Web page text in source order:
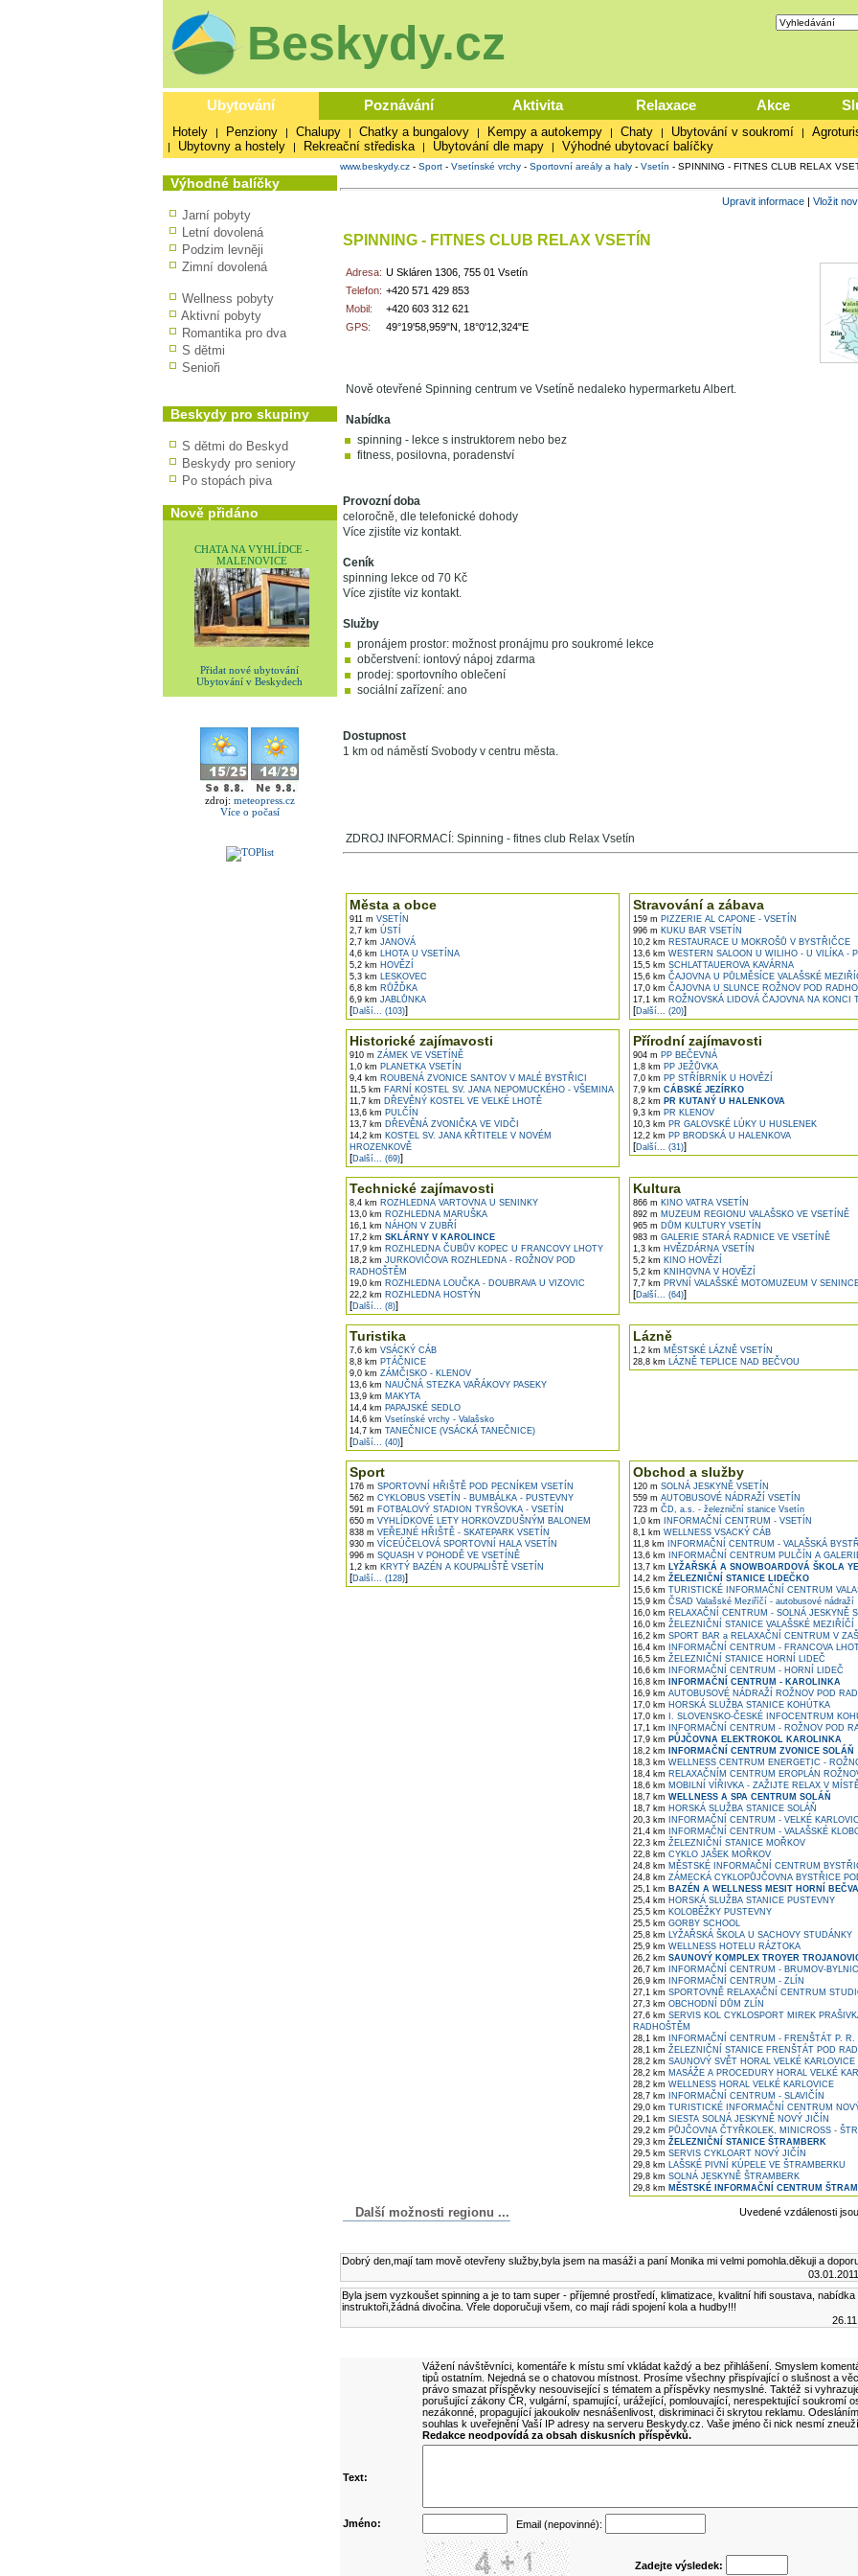
Beskydy.cz
Ubytování Poznávání Aktivita Relaxace Akce
Hotely | Penziony | Chalupy | Chatky a bungalovy | Kempy a autokempy | Chaty | Ubytování v soukromí |
| Ubytovny a hostely | Rekreační střediska | Ubytování dle mapy | Výhodné ubytovací balíčky
Výhodné balíčky
Jarní pobyty
Letní dovolená
Podzim levněji
Zimní dovolená
Wellness pobyty
Aktivní pobyty
Romantika pro dva
S dětmi
Senioři
Beskydy pro skupiny
S dětmi do Beskyd
Beskydy pro seniory
Po stopách piva
Nově přidáno
CHATA NA VYHLÍDCE -
MALENOVICE
Přidat nové ubytování
Ubytování v Beskydech
zdroj: meteopress.cz
Více o počasí
www.beskydy.cz- Sport- Vsetínské vrchy- Sportovní areály a haly- Vsetín - SPINNING - FITNES CLUB RELAX
Upravit informace| Vložit
SPINNING - FITNES CLUB RELAX VSETÍN
Adresa: U Skláren 1306, 755 01 Vsetín
Telefon: +420 571 429 853
Mobil:
+420 603 312 621
GPS:
49°19'58,959"N, 18°0'12,324"E
Nově otevřené Spinning centrum ve Vsetíně nedaleko hypermarketu Albert.
Nabídka
spinning - lekce s instruktorem nebo bez
fitness, posilovna, poradenství
Provozní doba
celoročně, dle telefonické dohody
Více zjistíte viz kontakt.
Ceník
spinning lekce od 70 Kč
Více zjistíte viz kontakt.
Služby
pronájem prostor: možnost pronájmu pro soukromé lekce
občerstvení: iontový nápoj zdarma
prodej: sportovního oblečení
sociální zařízení: ano
Dostupnost
1 km od náměstí Svobody v centru města.
ZDROJ INFORMACÍ: Spinning - fitnes club Relax Vsetín
Města a obce
911 m VSETÍN
2,7 km ÚSTÍ
2,7 km JANOVÁ
4,6 km LHOTA U VSETÍNA
5,2 km HOVĚZÍ
5,3 km LESKOVEC
6,8 km RŮŽĎKA
6,9 km JABLŮNKA
[Další... (103)]
Stravování a zábava
159 m PIZZERIE AL CAPONE - VSETÍN
996 m KUKU BAR VSETÍN
10,2 km RESTAURACE U MOKROŠŮ V BYSTŘIČCE
13,6 km WESTERN SALOON U WILIHO - U VILÍKA -
15,5 km SCHLATTAUEROVA KAVÁRNA
15,6 km ČAJOVNA U PŮLMĚSÍCE VALAŠSKÉ
17,0 km ČAJOVNA U SLUNCE ROŽNOV POD
17,1 km ROŽNOVSKÁ LIDOVÁ ČAJOVNA NA KONCI
[Další... (20)]
Historické zajímavosti
910 m ZÁMEK VE VSETÍNĚ
1,0 km PLANETKA VSETÍN
9,4 km ROUBENÁ ZVONICE SANTOV V MALÉ BYSTŘICI
11,5 km FARNÍ KOSTEL SV. JANA NEPOMUCKÉHO - VŠEMINA
11,7 km DŘEVĚNÝ KOSTEL VE VELKÉ LHOTĚ
13,6 km PULČÍN
13,7 km DŘEVĚNÁ ZVONIČKA VE VIDČI
14,2 km KOSTEL SV. JANA KŘTITELE V NOVÉM
HROZENKOVĚ
[Další... (69)]
Přírodní zajímavosti
904 m PP BEČEVNÁ
1,8 km PP JEŽŮVKA
7,0 km PP STŘÍBRNÍK U HOVĚZÍ
7,9 km CÁBSKÉ JEZÍRKO
8,2 km PR KUTANÝ U HALENKOVA
9,3 km PR KLENOV
10,3 km PR GALOVSKÉ LÚKY U HUSLENEK
12,2 km PP BRODSKÁ U HALENKOVA
[Další... (31)]
Technické zajímavosti
8,4 km ROZHLEDNA VARTOVNA U SENINKY
13,0 km ROZHLEDNA MARUŠKA
16,1 km NÁHON V ZUBŘÍ
17,2 km SKLÁRNY V KAROLINCE
17,9 km ROZHLEDNA ČUBŮV KOPEC U FRANCOVY LHOTY
18,2 km JURKOVIČOVA ROZHLEDNA - ROŽNOV POD
RADHOŠTĚM
19,0 km ROZHLEDNA LOUČKA - DOUBRAVA U VIZOVIC
22,2 km ROZHLEDNA HOSTÝN
[Další... (8)]
Kultura
866 m KINO VATRA VSETÍN
892 m MUZEUM REGIONU VALAŠSKO VE VSETÍNĚ
965 m DŮM KULTURY VSETÍN
983 m GALERIE STARÁ RADNICE VE VSETÍNĚ
1,3 km HVĚZDÁRNA VSETÍN
5,2 km KINO HOVĚZÍ
5,2 km KNIHOVNA V HOVĚZÍ
7,7 km PRVNÍ VALAŠSKÉ MOTOMUZEUM V
[Další... (64)]
Turistika
7,6 km VSÁCKÝ CÁB
8,8 km PTÁČNICE
9,0 km ZÁMČISKO - KLENOV
13,6 km NAUČNÁ STEZKA VAŘÁKOVY PASEKY
13,9 km MAKYTA
14,4 km PAPAJSKÉ SEDLO
14,6 km Vsetínské vrchy - Valašsko
14,7 km TANEČNICE (VSÁCKÁ TANEČNICE)
[Další... (40)]
Lázně
1,2 km MĚSTSKÉ LÁZNĚ VSETÍN
28,8 km LÁZNĚ TEPLICE NAD BEČVOU
Sport
176 m SPORTOVNÍ HŘIŠTĚ POD PECNÍKEM VSETÍN
562 m CYKLOBUS VSETÍN - BUMBÁLKA - PUSTEVNY
591 m FOTBALOVÝ STADION TYRŠOVKA - VSETÍN
650 m VYHLÍDKOVÉ LETY HORKOVZDUŠNÝM BALONEM
838 m VEŘEJNÉ HŘIŠTĚ - SKATEPARK VSETÍN
930 m VÍCEÚČELOVÁ SPORTOVNÍ HALA VSETÍN
996 m SQUASH V POHODĚ VE VSETÍNĚ
1,2 km KRYTÝ BAZÉN A KOUPALIŠTĚ VSETÍN
[Další... (128)]
Obchod a služby
120 m SOLNÁ JESKYNĚ VSETÍN
559 m AUTOBUSOVÉ NÁDRAŽÍ VSETÍN
723 m ČD, a.s. - železniční stanice Vsetín
1,0 km INFORMAČNÍ CENTRUM - VSETÍN
8,1 km WELLNESS VSACKÝ CÁB
11,8 km INFORMAČNÍ CENTRUM - VALAŠSKÁ
13,6 km INFORMAČNÍ CENTRUM PULČÍN A
13,7 km LYŽAŘSKÁ A SNOWBOARDOVÁ ŠKOLA
14,2 km ŽELEZNIČNÍ STANICE LIDEČKO
15,6 km TURISTICKÉ INFORMAČNÍ CENTRUM
15,9 km ČSAD Valašské Meziříčí - autobusové nádraží
16,0 km RELAXAČNÍ CENTRUM - SOLNÁ JESKYNĚ
16,0 km ŽELEZNIČNÍ STANICE VALAŠSKÉ MEZIŘÍČÍ
16,2 km SPORT BAR a RELAXAČNÍ CENTRUM V
16,4 km INFORMAČNÍ CENTRUM - FRANCOVA
16,5 km ŽELEZNIČNÍ STANICE HORNÍ LIDEČ
16,6 km INFORMAČNÍ CENTRUM - HORNÍ LIDEČ
16,8 km
INFORMAČNÍ CENTRUM - KAROLINKA
16,9 km AUTOBUSOVÉ NÁDRAŽÍ ROŽNOV POD
17,0 km HORSKÁ SLUŽBA STANICE KOHÚTKA
17,0 km I. SLOVENSKO-ČESKÉ INFOCENTRUM
17,1 km INFORMAČNÍ CENTRUM - ROŽNOV POD
17,9 km PŮJČOVNA ELEKTROKOL KAROLINKA
18,2 km
INFORMAČNÍ CENTRUM ZVONICE SOLÁŇ
18,3 km WELLNESS CENTRUM ENERGETIC -
18,4 km RELAXAČNÍM CENTRUM EROPLÁN
18,6 km MOBILNÍ VÍŘIVKA - ZAŽIJTE RELAX V
18,7 km WELLNESS A SPA CENTRUM SOLÁŇ
18,7 km HORSKÁ SLUŽBA STANICE SOLÁŇ
20,3 km INFORMAČNÍ CENTRUM - VELKÉ
21,4 km INFORMAČNÍ CENTRUM - VALAŠSKÉ
22,3 km ŽELEZNIČNÍ STANICE MOŘKOV
22,8 km CYKLO JAŠEK MOŘKOV
24,8 km MĚSTSKÉ INFORMAČNÍ CENTRUM
24,8 km ZÁMECKÁ CYKLOPŮJČOVNA BYSTŘICE
25,1 km BAZÉN A WELLNESS MESIT HORNÍ BEČVA
25,4 km HORSKÁ SLUŽBA STANICE PUSTEVNY
25,5 km KOLOBĚŽKY PUSTEVNY
25,5 km GORBY SCHOOL
25,8 km LYŽAŘSKÁ ŠKOLA U SACHOVY STUDÁNKY
25,9 km WELLNESS HOTELU RÁZTOKA
26,2 km SAUNOVÝ KOMPLEX TROYER
26,7 km INFORMAČNÍ CENTRUM - BRUMOV-
26,9 km INFORMAČNÍ CENTRUM - ZLÍN
27,1 km SPORTOVNĚ RELAXAČNÍ CENTRUM
27,3 km OBCHODNÍ DŮM ZLÍN
27,6 km SERVIS KOL CYKLOSPORT MIREK
RADHOŠTĚM
28,1 km INFORMAČNÍ CENTRUM - FRENŠTÁT P. R.
28,1 km ŽELEZNIČNÍ STANICE FRENŠTÁT POD
28,2 km SAUNOVÝ SVĚT HORAL VELKÉ KARLOVICE
28,2 km MASÁŽE A PROCEDURY HORAL VELKÉ
28,2 km WELLNESS HORAL VELKÉ KARLOVICE
28,7 km INFORMAČNÍ CENTRUM - SLAVIČÍN
29,0 km TURISTICKÉ INFORMAČNÍ CENTRUM
29,1 km SIESTA SOLNÁ JESKYNĚ NOVÝ JIČÍN
29,2 km PŮJČOVNA ČTYŘKOLEK, MINICROSS -
29,3 km ŽELEZNIČNÍ STANICE ŠTRAMBERK
29,5 km SERVIS CYKLOART NOVÝ JIČÍN
29,8 km LAŠSKÉ PIVNÍ KÚPELE VE ŠTRAMBERKU
29,8 km SOLNÁ JESKYNĚ ŠTRAMBERK
29,8 km MĚSTSKÉ INFORMAČNÍ CENTRUM
Další možnosti regionu ... Uvedené vzdálenosti
Dobrý den,mají tam mově otevřeny služby,byla jsem na masáži a paní Monika mi velmi pomohla.děkuji a
Byla jsem vyzkoušet spinning a je to tam super - příjemné prostředí, klimatizace, kvalitní hifi soustava,
instruktoři,žádná divočina. Vřele doporučuji všem, co mají rádi spojení kola a hudby!!!
Vážení návštěvníci, komentáře k místu smí vkládat každý a bez přihlášení. Smyslem
tipů ostatním. Nejedná se o chatovou místnost. Prosíme všechny přispívající o slušnost a
právo smazat příspěvky nesouvisející s tématem a příspěvky nesmyslné. Taktéž si
porušující zákony ČR, vulgární, spamující, urážející, pomlouvající, nerespektující soukromí
nezákonné, propagující jakoukoliv nesnášenlivost, diskriminaci či skrytou reklamu.
souhlas k uveřejnění Vaší IP adresy na serveru Beskydy.cz. Vaše jméno či nick nesmí
Redakce neodpovídá za obsah diskusních příspěvků.
Text:
Jméno: Email (nepovinné):
Zadejte výsledek: